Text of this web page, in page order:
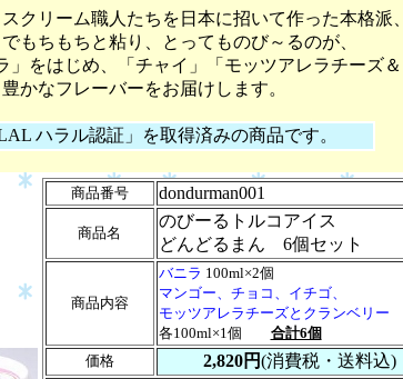
クリーム職人たちを日本に招いて作った本格派、
もちもちと粘り、とってものび～るのが、
をはじめ、「チャイ」「モッツアレラチーズ＆
かなフレーバーをお届けします。
ハラル認証」を取得済みの商品です。
商品番号 dondurman001
商品名
のびーるトルコアイス
どんどるまん 6個セット
商品内容
バニラ 100ml×2個
マンゴー、チョコ、イチゴ、
モッツアレラチーズとクランベリー
各100ml×1個 合計6個
価格
2,820円(消費税・送料込)